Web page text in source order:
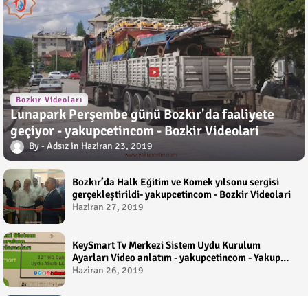
Bozkır Videoları
Lunapark Perşembe günü Bozkır'da faaliyete
geçiyor - yakupcetincom - Bozkir Videolari
Adsız Haziran 23, 2019
Bozkır’da Halk Eğitim ve Komek yılsonu sergisi
gerçekleştirildi- yakupcetincom - Bozkir Videolari
Haziran 27, 2019
KeySmart Tv Merkezi Sistem Uydu Kurulum
Ayarları Video anlatım - yakupcetincom - Yakup
Çetin
Haziran 26, 2019